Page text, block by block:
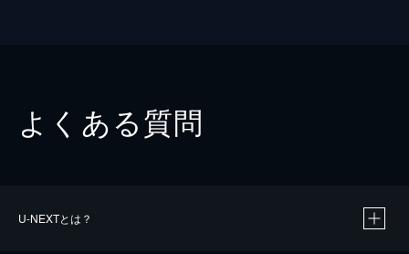
よくある質問
U-NEXTとは？